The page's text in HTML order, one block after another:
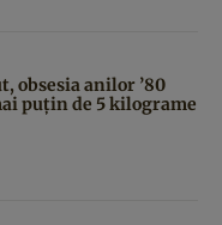
obsesia anilor ’80
puțin de 5 kilograme